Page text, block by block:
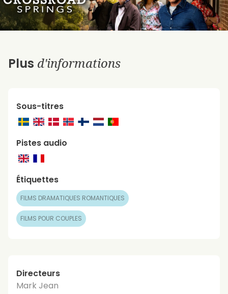
Plus d'informations
Sous-titres
Pistes audio
Étiquettes
FILMS DRAMATIQUES ROMANTIQUES
FILMS POUR COUPLES
Directeurs
Mark Jean